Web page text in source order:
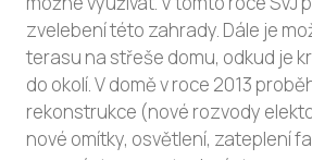
zvelebení této zahrady. Dále je
terasu na střeše domu, odkud je
do okolí. V domě v roce 2013
rekonstrukce (nové rozvody
nové omítky, osvětlení, zateplení